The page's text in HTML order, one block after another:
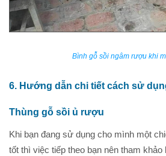
Bình gỗ sồi ngâm rượu khi
6. Hướng dẫn chi tiết cách sử
Thùng gỗ sồi ủ rượu
Khi bạn đang sử dụng cho mình một
tốt thì việc tiếp theo bạn nên tham